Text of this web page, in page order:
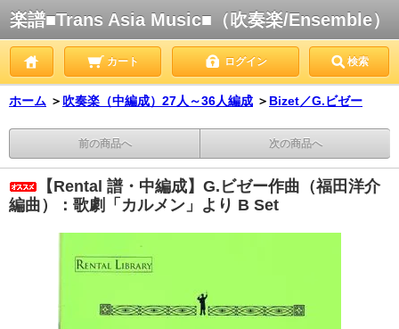
楽譜■Trans Asia Music■（吹奏楽/Ensemble）
カート ログイン 検索
ホーム ＞ 吹奏楽（中編成）27人～36人編成 ＞ Bizet／G.ビゼー
前の商品へ 次の商品へ
【Rental 譜・中編成】G.ビゼー作曲（福田洋介
編曲）：歌劇「カルメン」より B Set